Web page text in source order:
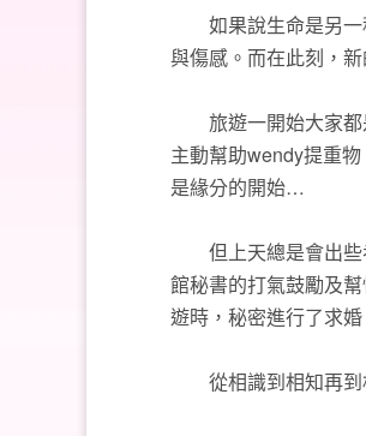
如果說生命是另一
與傷感。而在此刻，
旅遊一開始大家都
主動幫助wendy提重
是緣分的開始…
但上天總是會出些
館秘書的打氣鼓勵及
遊時，秘密進行了求
從相識到相知再到